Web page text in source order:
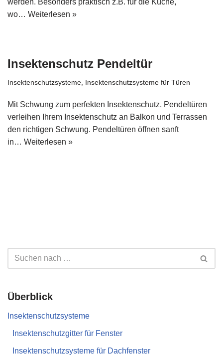
werden. Besonders praktisch z.B. für die Küche,
wo… Weiterlesen »
Insektenschutz Pendeltür
Insektenschutzsysteme, Insektenschutzsysteme für Türen
Mit Schwung zum perfekten Insektenschutz. Pendeltüren
verleihen Ihrem Insektenschutz an Balkon und Terrassen
den richtigen Schwung. Pendeltüren öffnen sanft
in… Weiterlesen »
Überblick
Insektenschutzsysteme
Insektenschutzgitter für Fenster
Insektenschutzsysteme für Dachfenster